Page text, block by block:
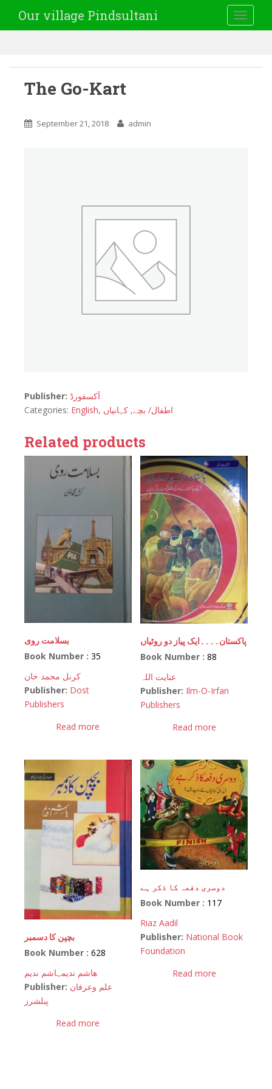
Our village Pindsultani
The Go-Kart
September 21, 2018 admin
Publisher: آکسفورڈ
Categories: English, اطفال/ بچے, کہانیاں
Related products
بسلامت روی
Book Number : 35
کرنل محمد خان
Publisher: Dost
Publishers
Read more
پاکستان۔۔۔۔ایک پیاز دو روٹیاں
Book Number :88
عنایت اللہ
Publisher: Ilm-O-Irfan
Publishers
Read more
بچپن کا دسمبر
Book Number : 628
ھاشم ندیمہاشم ندیم
Publisher: علم وعرفان
پبلشرز
Read more
دوسری دفعہ کا ذکر ہے
Book Number : 117
Riaz Aadil
Publisher: National Book
Foundation
Read more